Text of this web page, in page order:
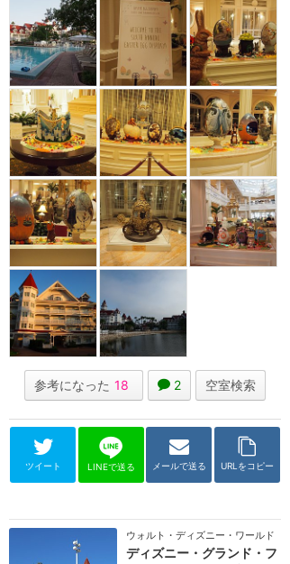
参考になった 18 2 空室検索
ツイート LINEで送る メールで送る URLをコピー
ウォルト・ディズニー・ワールド（
ディズニー・グランド・フ